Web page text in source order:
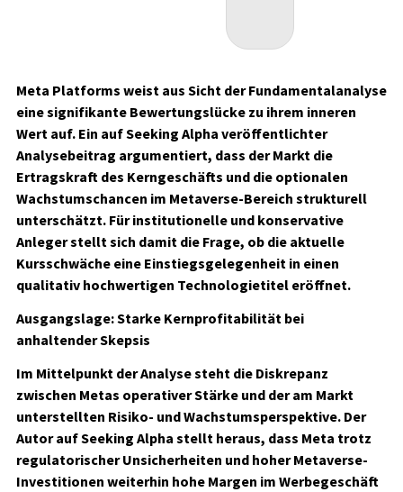
Meta Platforms weist aus Sicht der Fundamentalanalyse
eine signifikante Bewertungslücke zu ihrem inneren
Wert auf. Ein auf Seeking Alpha veröffentlichter
Analysebeitrag argumentiert, dass der Markt die
Ertragskraft des Kerngeschäfts und die optionalen
Wachstumschancen im Metaverse-Bereich strukturell
unterschätzt. Für institutionelle und konservative
Anleger stellt sich damit die Frage, ob die aktuelle
Kursschwäche eine Einstiegsgelegenheit in einen
qualitativ hochwertigen Technologietitel eröffnet.
Ausgangslage: Starke Kernprofitabilität bei
anhaltender Skepsis
Im Mittelpunkt der Analyse steht die Diskrepanz
zwischen Metas operativer Stärke und der am Markt
unterstellten Risiko- und Wachstumsperspektive. Der
Autor auf Seeking Alpha stellt heraus, dass Meta trotz
regulatorischer Unsicherheiten und hoher Metaverse-
Investitionen weiterhin hohe Margen im Werbegeschäft